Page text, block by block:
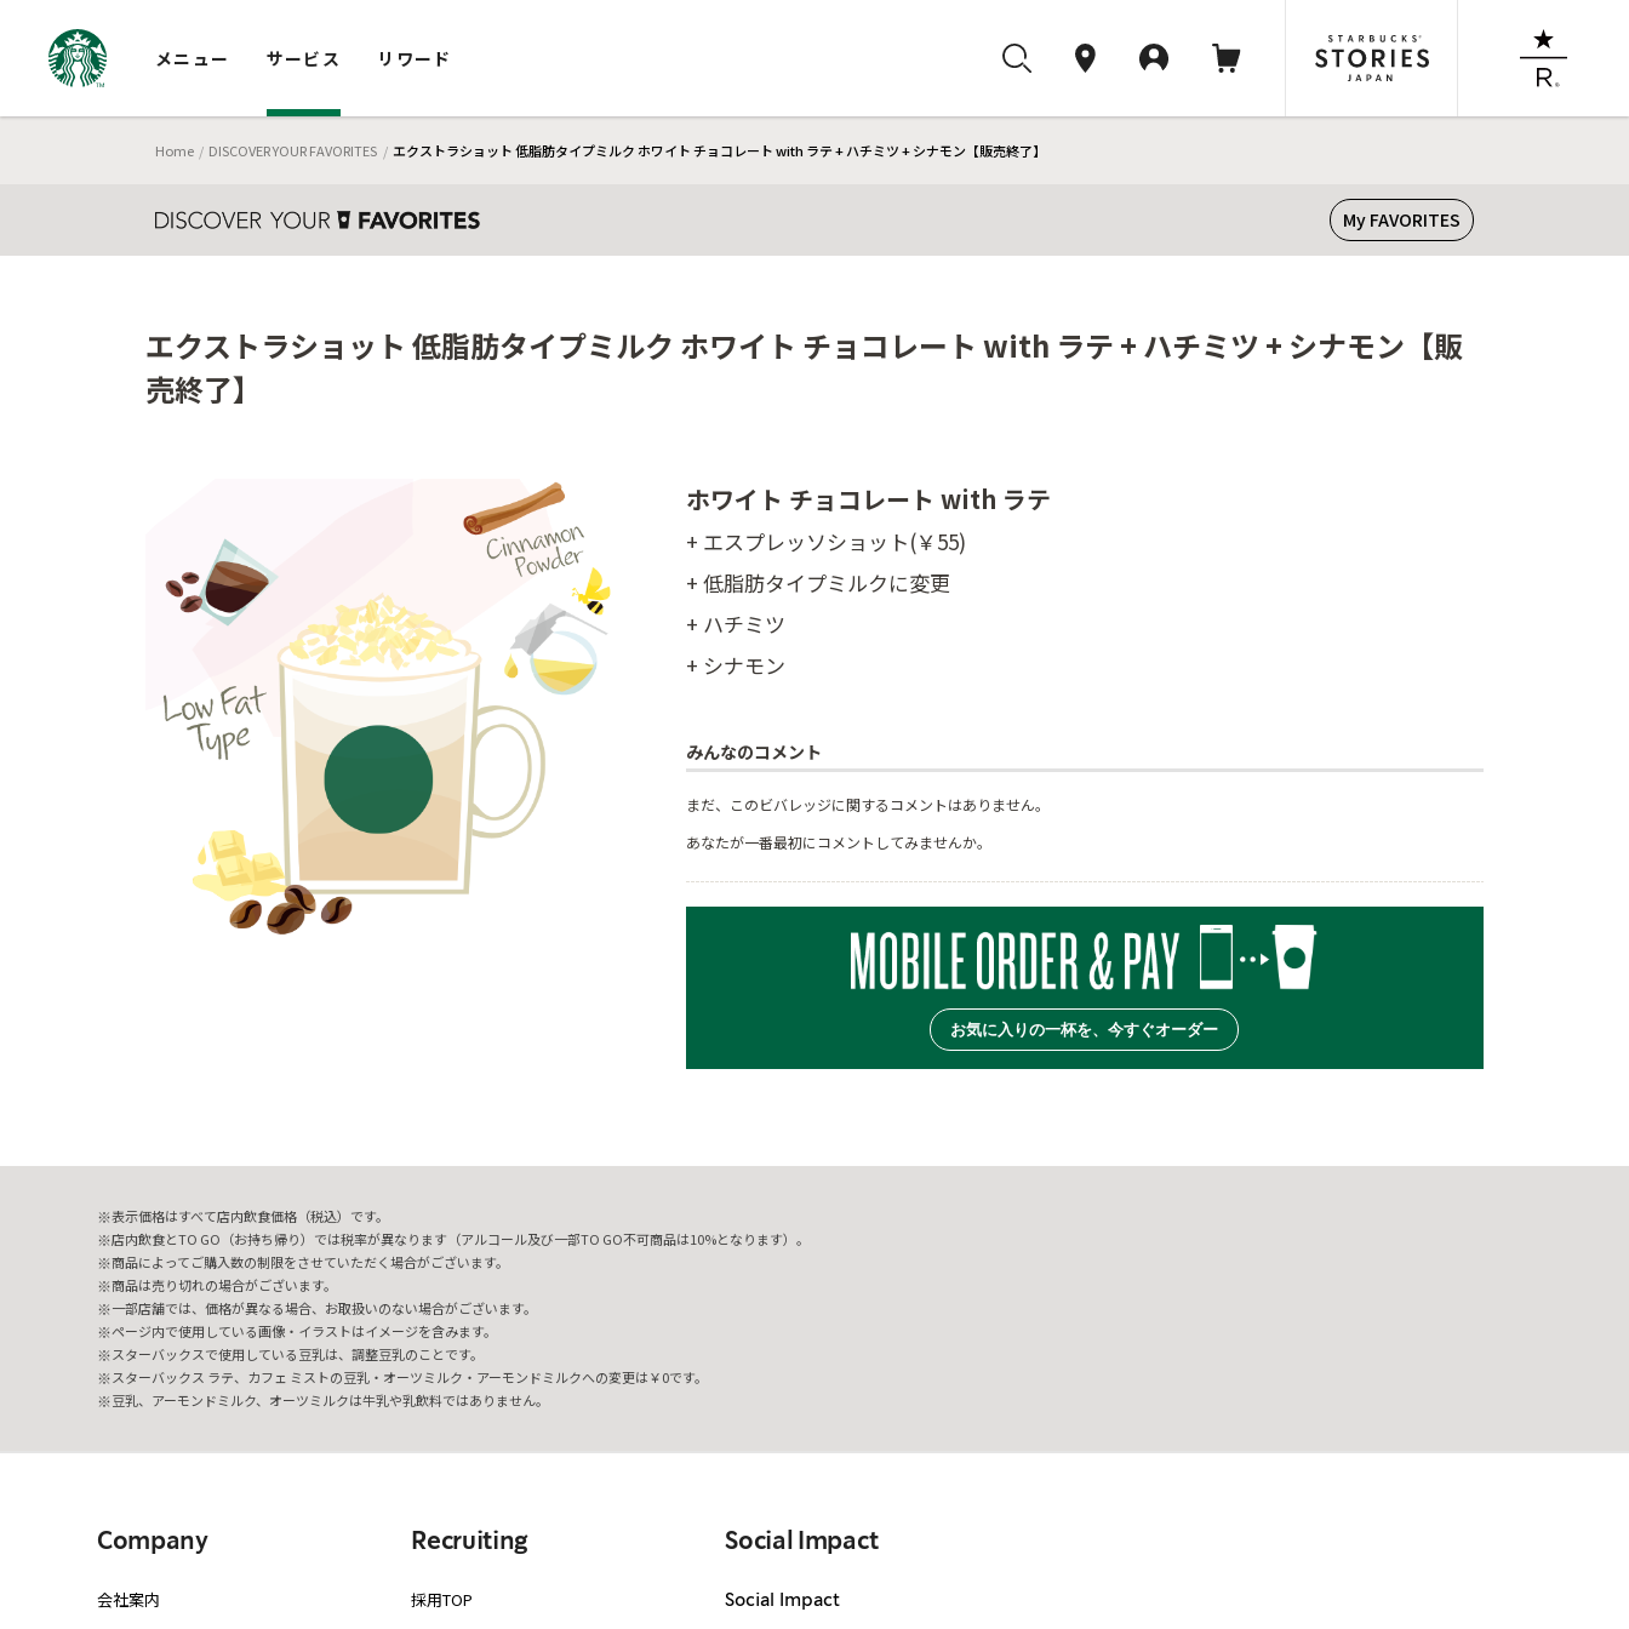
メニュー サービス リワード
Home DISCOVER YOUR FAVORITES エクストラショット 低脂肪タイプミルク ホワイト チョコレート with ラテ + ハチミツ + シナモン【販売終了】
My FAVORITES
エクストラショット 低脂肪タイプミルク ホワイト チョコレート with ラテ + ハチミツ + シナモン【販
売終了】
ホワイト チョコレート with ラテ
+ エスプレッソショット(￥55)
+ 低脂肪タイプミルクに変更
+ ハチミツ
+ シナモン
みんなのコメント
まだ、このビバレッジに関するコメントはありません。
あなたが一番最初にコメントしてみませんか。
お気に入りの一杯を、今すぐオーダー
表示価格はすべて店内飲食価格（税込）です。
店内飲食とTO GO（お持ち帰り）では税率が異なります（アルコール及び一部TO GO不可商品は10%となります）。
商品によってご購入数の制限をさせていただく場合がございます。
商品は売り切れの場合がございます。
一部店舗では、価格が異なる場合、お取扱いのない場合がございます。
ページ内で使用している画像・イラストはイメージを含みます。
スターバックスで使用している豆乳は、調整豆乳のことです。
スターバックス ラテ、カフェ ミストの豆乳・オーツミルク・アーモンドミルクへの変更は￥0です。
豆乳、アーモンドミルク、オーツミルクは牛乳や乳飲料ではありません。
Company
会社案内
Recruiting
採用TOP
Social Impact
Social Impact